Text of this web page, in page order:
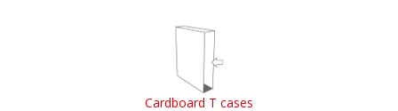
Cardboard single-piece boxes